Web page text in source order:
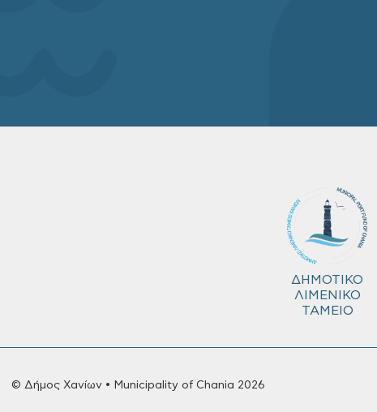
ΔΗΜΟΤΙΚΟ
ΛΙΜΕΝΙΚΟ
ΤΑΜΕΙΟ
© Δήμος Χανίων • Municipality of Chania 2026